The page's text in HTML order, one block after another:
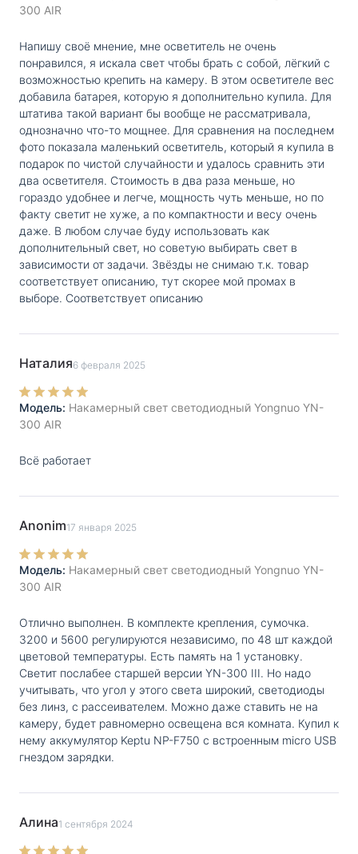
300 AIR
Напишу своё мнение, мне осветитель не очень
понравился, я искала свет чтобы брать с собой, лёгкий с
возможностью крепить на камеру. В этом осветителе вес
добавила батарея, которую я дополнительно купила. Для
штатива такой вариант бы вообще не рассматривала,
однозначно что-то мощнее. Для сравнения на последнем
фото показала маленький осветитель, который я купила в
подарок по чистой случайности и удалось сравнить эти
два осветителя. Стоимость в два раза меньше, но
гораздо удобнее и легче, мощность чуть меньше, но по
факту светит не хуже, а по компактности и весу очень
даже. В любом случае буду использовать как
дополнительный свет, но советую выбирать свет в
зависимости от задачи. Звёзды не снимаю т.к. товар
соответствует описанию, тут скорее мой промах в
выборе. Соответствует описанию
Наталия6 февраля 2025
Модель: Накамерный свет светодиодный Yongnuo YN-
300 AIR
Всё работает
Anonim17 января 2025
Модель: Накамерный свет светодиодный Yongnuo YN-
300 AIR
Отлично выполнен. В комплекте крепления, сумочка.
3200 и 5600 регулируются независимо, по 48 шт каждой
цветовой температуры. Есть память на 1 установку.
Светит послабее старшей версии YN-300 III. Но надо
учитывать, что угол у этого света широкий, светодиоды
без линз, с рассеивателем. Можно даже ставить не на
камеру, будет равномерно освещена вся комната. Купил к
нему аккумулятор Keptu NP-F750 c встроенным micro USB
гнездом зарядки.
Алина1 сентября 2024